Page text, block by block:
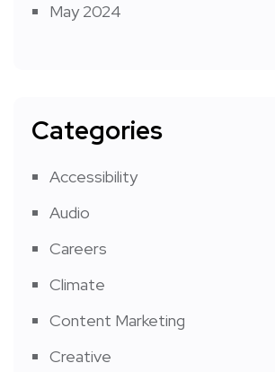
May 2024
Categories
Accessibility
Audio
Careers
Climate
Content Marketing
Creative